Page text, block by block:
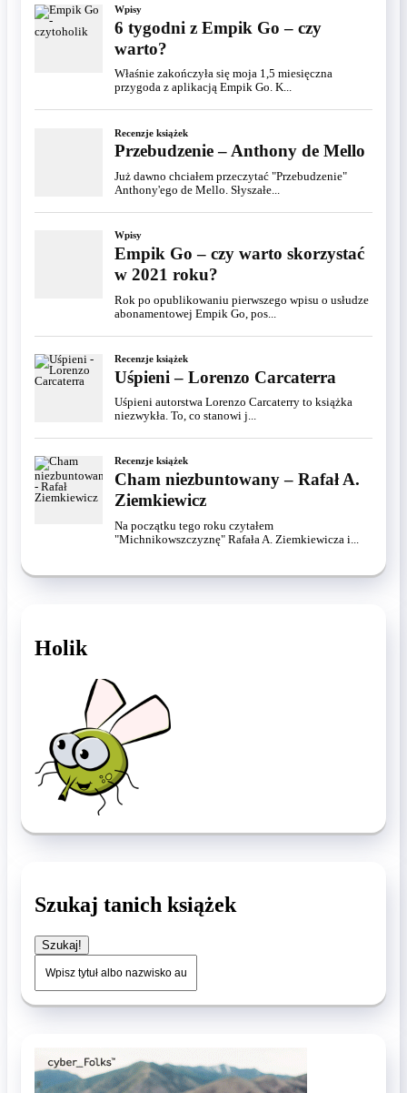
Wpisy
6 tygodni z Empik Go – czy
warto?
Właśnie zakończyła się moja 1,5 miesięczna
przygoda z aplikacją Empik Go. K...
Recenzje książek
Przebudzenie – Anthony de Mello
Już dawno chciałem przeczytać "Przebudzenie"
Anthony'ego de Mello. Słyszałe...
Wpisy
Empik Go – czy warto skorzystać
w 2021 roku?
Rok po opublikowaniu pierwszego wpisu o usłudze
abonamentowej Empik Go, pos...
Recenzje książek
Uśpieni – Lorenzo Carcaterra
Uśpieni autorstwa Lorenzo Carcaterry to książka
niezwykła. To, co stanowi j...
Recenzje książek
Cham niezbuntowany – Rafał A.
Ziemkiewicz
Na początku tego roku czytałem
"Michnikowszczyznę" Rafała A. Ziemkiewicza i...
Holik
Szukaj tanich książek
Szukaj!